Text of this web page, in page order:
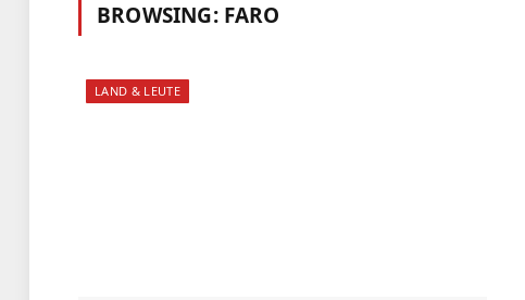
BROWSING: FARO
LAND & LEUTE